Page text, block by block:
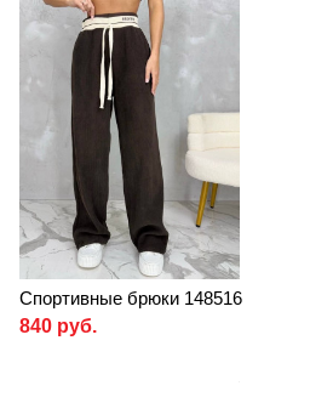
Спортивные брюки 148516
840 руб.